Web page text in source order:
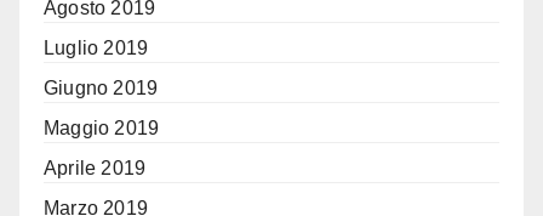
Agosto 2019
Luglio 2019
Giugno 2019
Maggio 2019
Aprile 2019
Marzo 2019